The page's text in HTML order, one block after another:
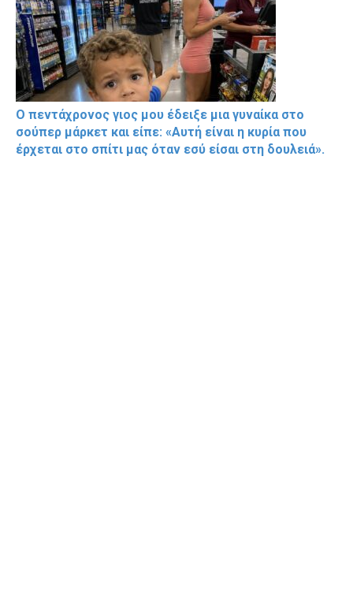
Ο πεντάχρονος γιος μου έδειξε μια γυναίκα στο
σούπερ μάρκετ και είπε: «Αυτή είναι η κυρία που
έρχεται στο σπίτι μας όταν εσύ είσαι στη δουλειά».